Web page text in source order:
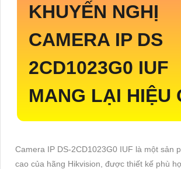
KHUYẾN NGHỊ
CAMERA IP DS
2CD1023G0 IUF
MANG LẠI HIỆU
Camera IP DS-2CD1023G0 IUF là một sản
cao của hãng Hikvision, được thiết kế phù